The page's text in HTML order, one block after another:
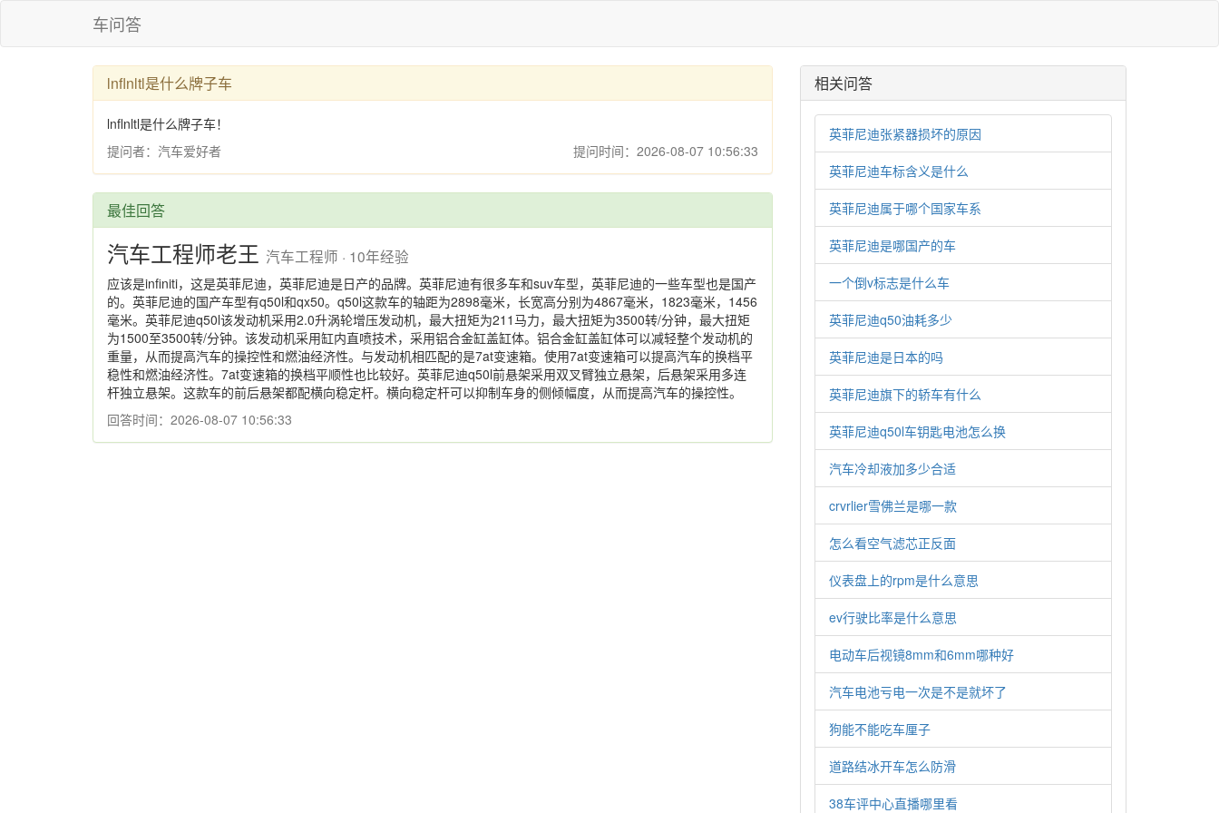
车问答
lnflnltl是什么牌子车
lnflnltl是什么牌子车！
提问者：汽车爱好者
提问时间：2026-08-07 10:56:33
最佳回答
汽车工程师老王 汽车工程师 · 10年经验
应该是infiniti，这是英菲尼迪，英菲尼迪是日产的品牌。英菲尼迪有很多车和suv车型，英菲尼迪的一些车型也是国产
的。英菲尼迪的国产车型有q50l和qx50。q50l这款车的轴距为2898毫米，长宽高分别为4867毫米，1823毫米，1456
毫米。英菲尼迪q50l该发动机采用2.0升涡轮增压发动机，最大扭矩为211马力，最大扭矩为3500转/分钟，最大扭矩
为1500至3500转/分钟。该发动机采用缸内直喷技术，采用铝合金缸盖缸体。铝合金缸盖缸体可以减轻整个发动机的
重量，从而提高汽车的操控性和燃油经济性。与发动机相匹配的是7at变速箱。使用7at变速箱可以提高汽车的换档平
稳性和燃油经济性。7at变速箱的换档平顺性也比较好。英菲尼迪q50l前悬架采用双叉臂独立悬架，后悬架采用多连
杆独立悬架。这款车的前后悬架都配横向稳定杆。横向稳定杆可以抑制车身的侧倾幅度，从而提高汽车的操控性。
回答时间：2026-08-07 10:56:33
相关问答
英菲尼迪张紧器损坏的原因
英菲尼迪车标含义是什么
英菲尼迪属于哪个国家车系
英菲尼迪是哪国产的车
一个倒v标志是什么车
英菲尼迪q50油耗多少
英菲尼迪是日本的吗
英菲尼迪旗下的轿车有什么
英菲尼迪q50l车钥匙电池怎么换
汽车冷却液加多少合适
crvrlier雪佛兰是哪一款
怎么看空气滤芯正反面
仪表盘上的rpm是什么意思
ev行驶比率是什么意思
电动车后视镜8mm和6mm哪种好
汽车电池亏电一次是不是就坏了
狗能不能吃车厘子
道路结冰开车怎么防滑
38车评中心直播哪里看